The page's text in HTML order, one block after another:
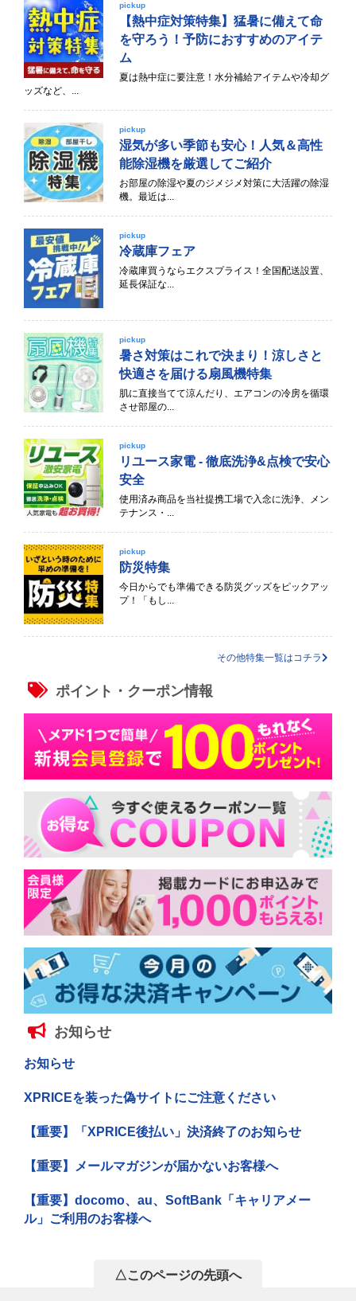
pickup
【熱中症対策特集】猛暑に備えて命
を守ろう！予防におすすめのアイテ
ム
夏は熱中症に要注意！水分補給アイテムや冷却グ
ッズなど、...
pickup
湿気が多い季節も安心！人気＆高性
能除湿機を厳選してご紹介
お部屋の除湿や夏のジメジメ対策に大活躍の除湿
機。最近は...
pickup
冷蔵庫フェア
冷蔵庫買うならエクスプライス！全国配送設置、
延長保証な...
pickup
暑さ対策はこれで決まり！涼しさと
快適さを届ける扇風機特集
肌に直接当てて涼んだり、エアコンの冷房を循環
させ部屋の...
pickup
リユース家電 - 徹底洗浄&点検で安心
安全
使用済み商品を当社提携工場で入念に洗浄、メン
テナンス・...
pickup
防災特集
今日からでも準備できる防災グッズをピックアッ
プ！「もし...
その他特集一覧はコチラ
ポイント・クーポン情報
お知らせ
お知らせ
XPRICEを装った偽サイトにご注意ください
【重要】「XPRICE後払い」決済終了のお知らせ
【重要】メールマガジンが届かないお客様へ
【重要】docomo、au、SoftBank「キャリアメー
ル」ご利用のお客様へ
△このページの先頭へ